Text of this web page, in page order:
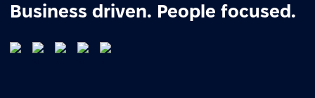
Business driven. People focused.